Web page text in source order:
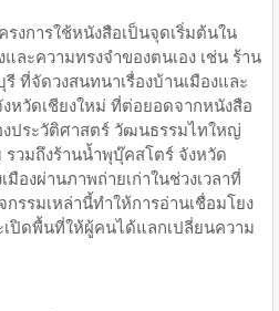
ารใช้หนังสือเป็นจุดเริ่มต้นใน
ละความทรงจำของตนเอง เช่น ร้าน
ที่จัดวงสนทนาเรื่องบ้านเมืองและ
หวัดเชียงใหม่ ที่ต่อยอดจากหนังสือ
งประวัติศาสตร์ วัฒนธรรมไทใหญ่
วมถึงร้านน้ำพุบุ๊คสโตร์ จังหวัด
มืองผ่านภาพถ่ายเก่าในช่วงเวลาที่
รรมเหล่านี้ทำให้การอ่านเชื่อมโยง
ปิดพื้นที่ให้ผู้คนได้แลกเปลี่ยนความ